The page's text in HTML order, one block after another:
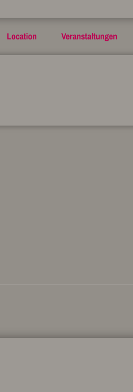
Location Veranstaltungen